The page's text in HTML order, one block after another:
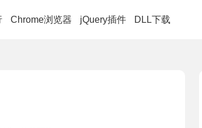
Chrome浏览器 jQuery插件 DLL下载